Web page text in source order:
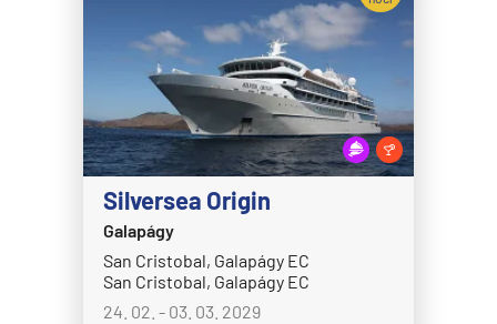
Celestyal Olympia
Costa Cruises
Costa Deliziosa
Costa Diadema
Costa Fascinosa
Costa Favolosa
Costa Fortuna
Costa Pacifica
Silversea Origin
Galapágy
San Cristobal, Galapágy EC
San Cristobal, Galapágy EC
24. 02. - 03. 03. 2029